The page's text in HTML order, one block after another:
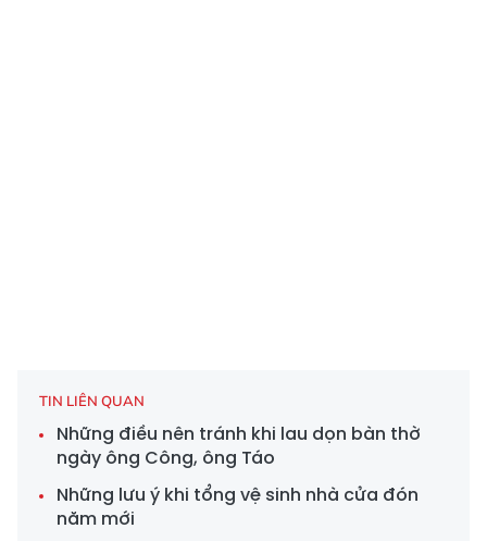
TIN LIÊN QUAN
Những điều nên tránh khi lau dọn bàn thờ
ngày ông Công, ông Táo
Những lưu ý khi tổng vệ sinh nhà cửa đón
năm mới